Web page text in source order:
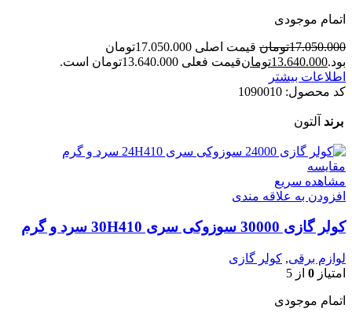
اتمام موجودی
17.050.000تومان
قیمت اصلی 17.050.000تومان
بود.13.640.000تومانقیمت فعلی 13.640.000تومان است.
اطلاعات بیشتر
کد محصول: 1090010
برند آلتون
مقایسه
مشاهده سریع
افزودن به علاقه مندی
کولر گازی 30000 سوزوکی سری 30H410 سرد و گرم
لوازم برقی, کولر گازی
امتیاز 0 از 5
اتمام موجودی